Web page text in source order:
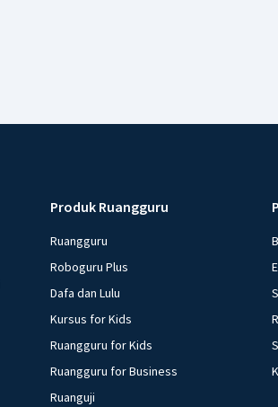
Produk Ruangguru
Ruangguru
Roboguru Plus
Dafa dan Lulu
Kursus for Kids
Ruangguru for Kids
Ruangguru for Business
Ruanguji